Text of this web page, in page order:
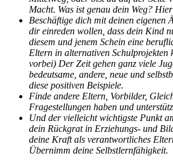
Macht. Was ist genau dein Weg?
Beschäftige dich mit deinen eigenen
dir einreden wollen, dass dein Kind
diesem und jenem Schein eine
Eltern in alternativen Schulprojekten
vorbei) Der Zeit gehen ganz viele
bedeutsame, andere, neue und
diese positiven Beispiele.
Finde andere Eltern, Vorbilder,
Fragestellungen haben und
Und der vielleicht wichtigste Punkt
dein Rückgrat in Erziehungs- und
deine Kraft als verantwortliches
Übernimm deine Selbstlernfähigkeit.